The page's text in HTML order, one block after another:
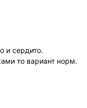
и сердито.
то вариант норм.